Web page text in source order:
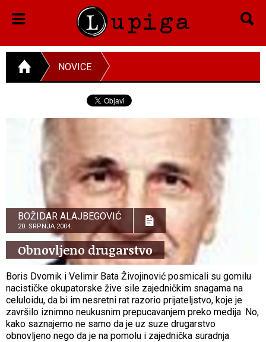
NOVICE
BOŽIDAR ALAJBEGOVIĆ
20. SRPNJA 2004.
Obnovljeno drugarstvo
Boris Dvornik i Velimir Bata Živojinović posmicali su gomilu
nacističke okupatorske žive sile zajedničkim snagama na
celuloidu, da bi im nesretni rat razorio prijateljstvo, koje je
završilo iznimno neukusnim prepucavanjem preko medija. No,
kako saznajemo ne samo da je uz suze drugarstvo
obnovljeno nego da je na pomolu i zajednička suradnja